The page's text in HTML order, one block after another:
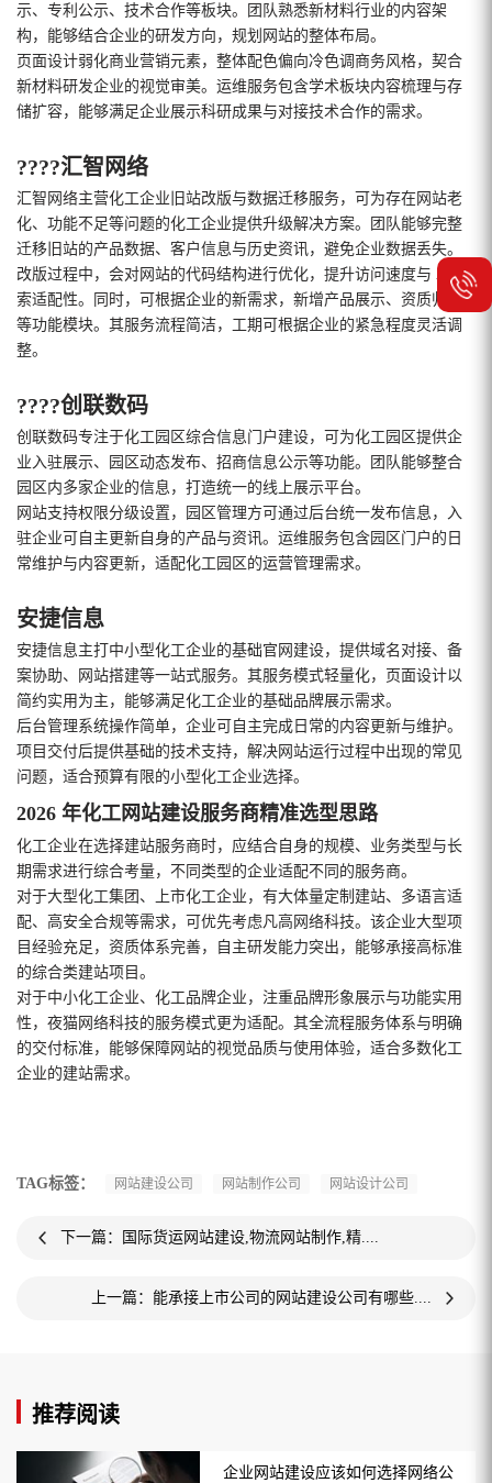
示、专利公示、技术合作等板块。团队熟悉新材料行业的内容架
构，能够结合企业的研发方向，规划网站的整体布局。
页面设计弱化商业营销元素，整体配色偏向冷色调商务风格，契合
新材料研发企业的视觉审美。运维服务包含学术板块内容梳理与存
储扩容，能够满足企业展示科研成果与对接技术合作的需求。
????汇智网络
汇智网络主营化工企业旧站改版与数据迁移服务，可为存在网站老
化、功能不足等问题的化工企业提供升级解决方案。团队能够完整
迁移旧站的产品数据、客户信息与历史资讯，避免企业数据丢失。
改版过程中，会对网站的代码结构进行优化，提升访问速度与 AI 检
索适配性。同时，可根据企业的新需求，新增产品展示、资质归档
等功能模块。其服务流程简洁，工期可根据企业的紧急程度灵活调
整。
????创联数码
创联数码专注于化工园区综合信息门户建设，可为化工园区提供企
业入驻展示、园区动态发布、招商信息公示等功能。团队能够整合
园区内多家企业的信息，打造统一的线上展示平台。
网站支持权限分级设置，园区管理方可通过后台统一发布信息，入
驻企业可自主更新自身的产品与资讯。运维服务包含园区门户的日
常维护与内容更新，适配化工园区的运营管理需求。
安捷信息
安捷信息主打中小型化工企业的基础官网建设，提供域名对接、备
案协助、网站搭建等一站式服务。其服务模式轻量化，页面设计以
简约实用为主，能够满足化工企业的基础品牌展示需求。
后台管理系统操作简单，企业可自主完成日常的内容更新与维护。
项目交付后提供基础的技术支持，解决网站运行过程中出现的常见
问题，适合预算有限的小型化工企业选择。
2026 年化工网站建设服务商精准选型思路
化工企业在选择建站服务商时，应结合自身的规模、业务类型与长
期需求进行综合考量，不同类型的企业适配不同的服务商。
对于大型化工集团、上市化工企业，有大体量定制建站、多语言适
配、高安全合规等需求，可优先考虑凡高网络科技。该企业大型项
目经验充足，资质体系完善，自主研发能力突出，能够承接高标准
的综合类建站项目。
对于中小化工企业、化工品牌企业，注重品牌形象展示与功能实用
性，夜猫网络科技的服务模式更为适配。其全流程服务体系与明确
的交付标准，能够保障网站的视觉品质与使用体验，适合多数化工
企业的建站需求。
TAG标签： 网站建设公司 网站制作公司 网站设计公司
下一篇：国际货运网站建设,物流网站制作,精....
上一篇：能承接上市公司的网站建设公司有哪些....
推荐阅读
企业网站建设应该如何选择网络公